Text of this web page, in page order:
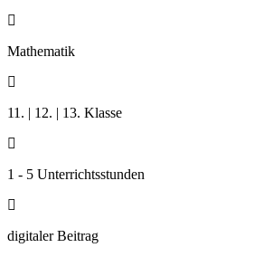

Mathematik

11. | 12. | 13. Klasse

1 - 5 Unterrichtsstunden

digitaler Beitrag